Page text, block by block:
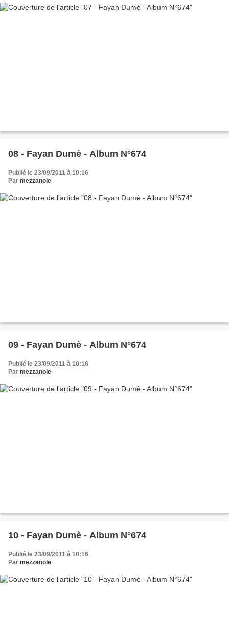
08 - Fayan Dumè - Album N°674
Publié le 23/09/2011 à 10:16
Par mezzanole
09 - Fayan Dumè - Album N°674
Publié le 23/09/2011 à 10:16
Par mezzanole
10 - Fayan Dumè - Album N°674
Publié le 23/09/2011 à 10:16
Par mezzanole